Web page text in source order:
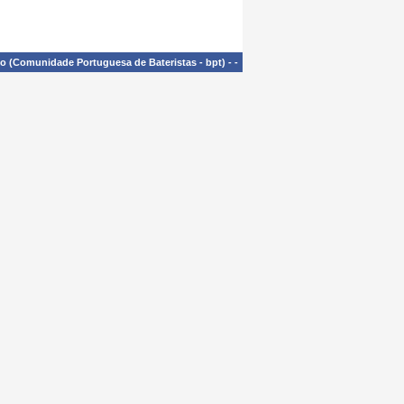
(Comunidade Portuguesa de Bateristas - bpt) - -